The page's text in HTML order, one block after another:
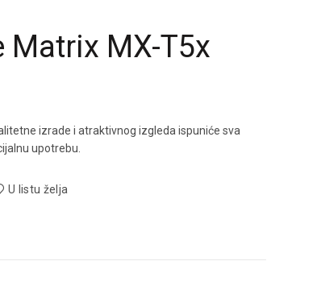
Matrix MX-T5x
izrade i atraktivnog izgleda ispuniće sva
upotrebu.
U listu želja